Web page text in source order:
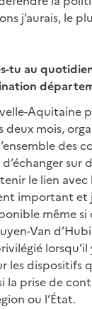
j’aurais, le
tu au
Aquitaine
mois,
des
sur
le lien avec
important
même si
Van
lorsqu’il
les dispositifs
la prise de
ou l’État.